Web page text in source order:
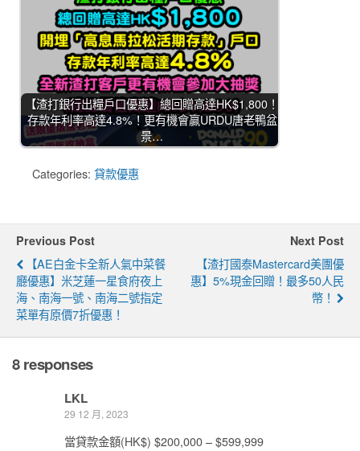
【渣打銀行出糧戶口優惠】總回贈高達HK$1,800！
存款年利率高達4.8%！更有機會贏URDU唐老鴨盆
景…
Categories: 貸款優惠
Previous Post
【AE白金卡全新人氣中菜餐
廳優惠】米芝蓮一星食府夜上
海、南海一號、南海二號指定
菜單有原價7折優惠！
Next Post
【渣打國泰Mastercard美團優
惠】5%現金回贈！最多50人民
幣！
8 responses
LKL
29 12 月, 2023
當貸款金額(HK$) $200,000 – $599,999